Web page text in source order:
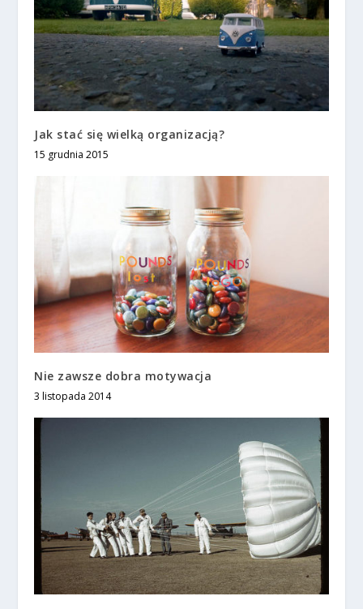
Jak stać się wielką organizacją?
15 grudnia 2015
Nie zawsze dobra motywacja
3 listopada 2014